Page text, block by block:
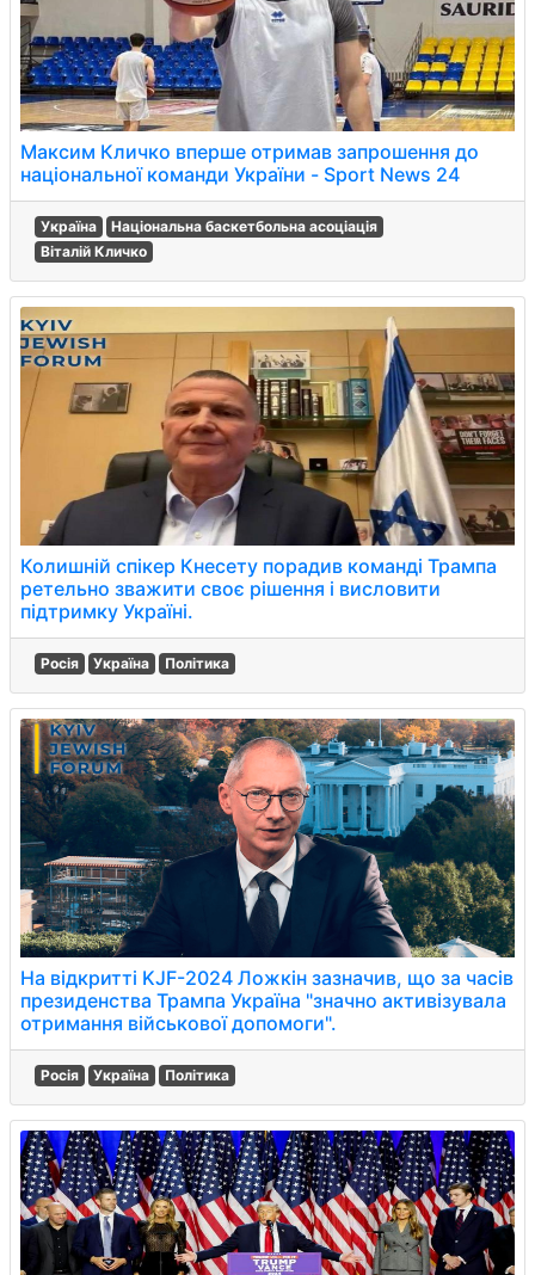
Максим Кличко вперше отримав запрошення до
національної команди України - Sport News 24
Україна
Національна баскетбольна асоціація
Віталій Кличко
Колишній спікер Кнесету порадив команді Трампа
ретельно зважити своє рішення і висловити
підтримку Україні.
Росія Україна Політика
На відкритті KJF-2024 Ложкін зазначив, що за часів
президенства Трампа Україна "значно активізувала
отримання військової допомоги".
Росія Україна Політика